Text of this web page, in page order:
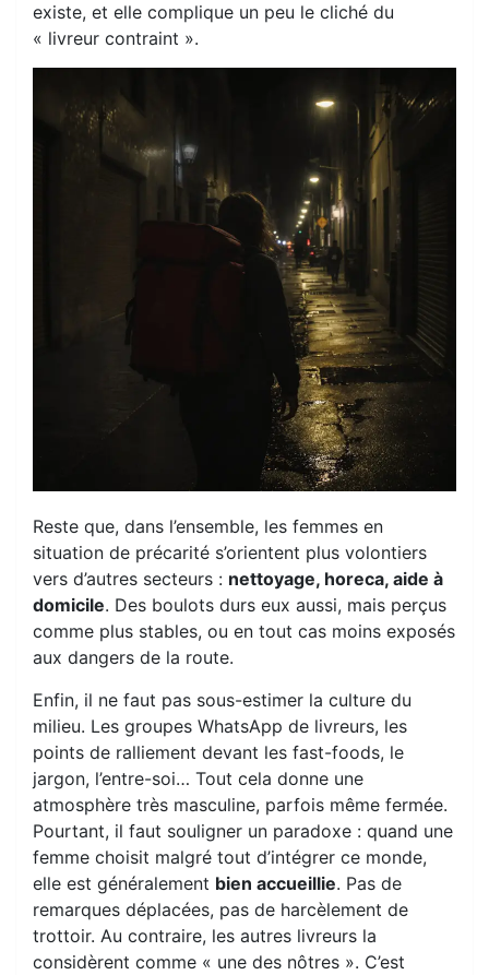
existe, et elle complique un peu le cliché du
« livreur contraint ».
Reste que, dans l’ensemble, les femmes en
situation de précarité s’orientent plus volontiers
vers d’autres secteurs : nettoyage, horeca, aide à
domicile. Des boulots durs eux aussi, mais perçus
comme plus stables, ou en tout cas moins exposés
aux dangers de la route.
Enfin, il ne faut pas sous-estimer la culture du
milieu. Les groupes WhatsApp de livreurs, les
points de ralliement devant les fast-foods, le
jargon, l’entre-soi… Tout cela donne une
atmosphère très masculine, parfois même fermée.
Pourtant, il faut souligner un paradoxe : quand une
femme choisit malgré tout d’intégrer ce monde,
elle est généralement bien accueillie. Pas de
remarques déplacées, pas de harcèlement de
trottoir. Au contraire, les autres livreurs la
considèrent comme « une des nôtres ». C’est